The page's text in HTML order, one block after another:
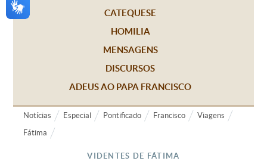
CATEQUESE
HOMILIA
MENSAGENS
DISCURSOS
ADEUS AO PAPA FRANCISCO
Notícias Especial Pontificado Francisco
Viagens
Fátima
VIDENTES DE FÁTIMA